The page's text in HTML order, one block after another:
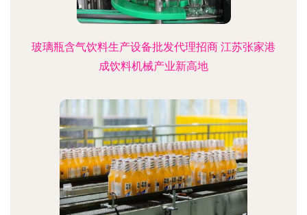
玻璃瓶含气饮料生产设备批发代理招商 江苏张家港
成饮料机械产业新高地